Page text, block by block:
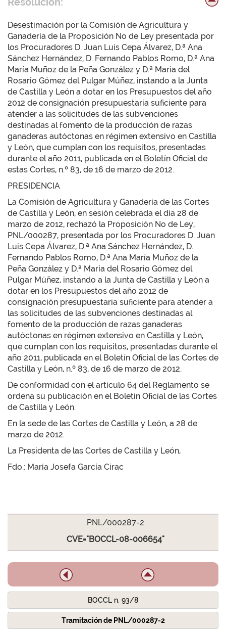
Desestimación por la Comisión de Agricultura y
Ganadería de la Proposición No de Ley presentada por
los Procuradores D. Juan Luis Cepa Álvarez, D.ª Ana
Sánchez Hernández, D. Fernando Pablos Romo, D.ª Ana
María Muñoz de la Peña González y D.ª María del
Rosario Gómez del Pulgar Múñez, instando a la Junta
de Castilla y León a dotar en los Presupuestos del año
2012 de consignación presupuestaria suficiente para
atender a las solicitudes de las subvenciones
destinadas al fomento de la producción de razas
ganaderas autóctonas en régimen extensivo en Castilla
y León, que cumplan con los requisitos, presentadas
durante el año 2011, publicada en el Boletín Oficial de
estas Cortes, n.º 83, de 16 de marzo de 2012.
PRESIDENCIA
La Comisión de Agricultura y Ganadería de las Cortes
de Castilla y León, en sesión celebrada el día 28 de
marzo de 2012, rechazó la Proposición No de Ley,
PNL/000287, presentada por los Procuradores D. Juan
Luis Cepa Álvarez, D.ª Ana Sánchez Hernández, D.
Fernando Pablos Romo, D.ª Ana María Muñoz de la
Peña González y D.ª María del Rosario Gómez del
Pulgar Múñez, instando a la Junta de Castilla y León a
dotar en los Presupuestos del año 2012 de
consignación presupuestaria suficiente para atender a
las solicitudes de las subvenciones destinadas al
fomento de la producción de razas ganaderas
autóctonas en régimen extensivo en Castilla y León,
que cumplan con los requisitos, presentadas durante el
año 2011, publicada en el Boletín Oficial de las Cortes de
Castilla y León, n.º 83, de 16 de marzo de 2012.
De conformidad con el artículo 64 del Reglamento se
ordena su publicación en el Boletín Oficial de las Cortes
de Castilla y León.
En la sede de las Cortes de Castilla y León, a 28 de
marzo de 2012.
La Presidenta de las Cortes de Castilla y León,
Fdo.: María Josefa García Cirac
PNL/000287-2
CVE="BOCCL-08-006654"
BOCCL n. 93/8
Tramitación de PNL/000287-2